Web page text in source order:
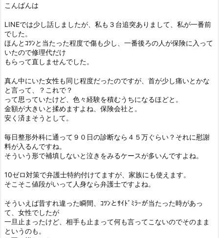
こんばんは
LINEでは少し話しましたが、私も３台追突ありまして、私が一番前
でした。
ほんとｺﾂﾝと当たった程度で傷も少し、一番後ろの人が保険に入って
いたので修理代だけ
もらって直しませんでした。
真ん中にいた女性も同じ程度だったのですが、首が少し痛いとかな
と言って、？これで？
って思っていたけど、色々経験を積むうちになるほどと。
金額が大きいと揉めますよね、保険会社と。
安く済まそうとして。
毎日整形外科に通って９０日の診断なら４５万ぐらい？それに慰謝
料が入るんですね。
そういう形で補填しないと泣きをみるケースが多いんですよね。
10ゼロ対策で弁護士特約付けてますが、家族にも使えます。
そこそこ値段がいって人身なら弁護士ですよね。
そういえば昔すれ違った瞬間、ｺﾂﾝとｻｲﾄﾞﾐﾗｰが当たった時があっ
て、女性でしたが
一旦止まったけど、相手も止まって何も言ってこないのでそのまま
というのも。